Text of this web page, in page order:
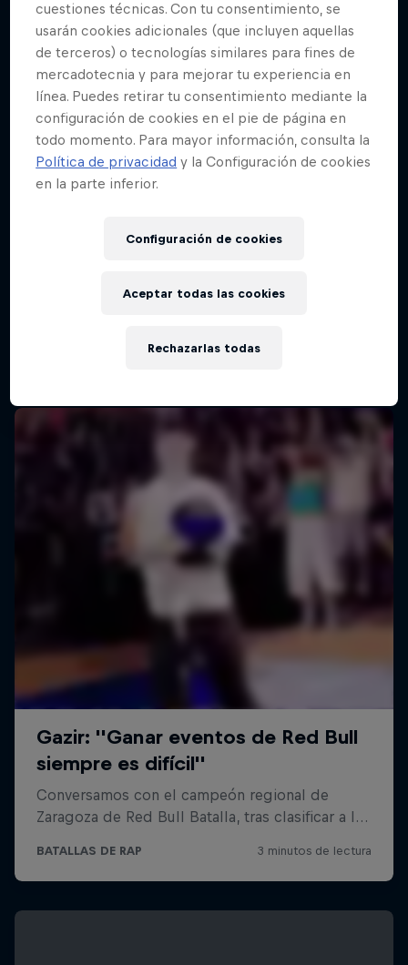
cuestiones técnicas. Con tu consentimiento, se
usarán cookies adicionales (que incluyen aquellas
de terceros) o tecnologías similares para fines de
mercadotecnia y para mejorar tu experiencia en
línea. Puedes retirar tu consentimiento mediante la
configuración de cookies en el pie de página en
todo momento. Para mayor información, consulta la
Política de privacidad y la Configuración de cookies
en la parte inferior.
Configuración de cookies
Rechazarlas todas
Aceptar todas las cookies